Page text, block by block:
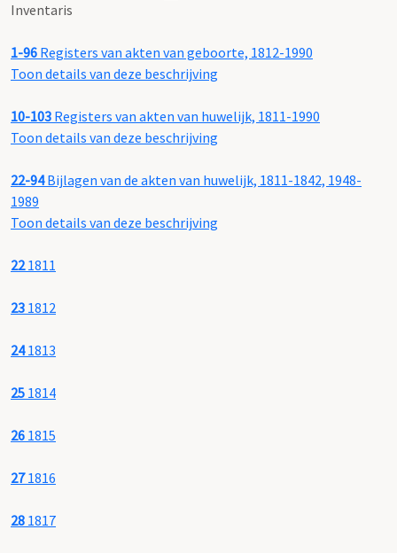
Inventaris
1-96 Registers van akten van geboorte, 1812-1990
Toon details van deze beschrijving
10-103 Registers van akten van huwelijk, 1811-1990
Toon details van deze beschrijving
22-94 Bijlagen van de akten van huwelijk, 1811-1842, 1948-
1989
Toon details van deze beschrijving
221811
23 1812
241813
25 1814
26 1815
271816
28 1817